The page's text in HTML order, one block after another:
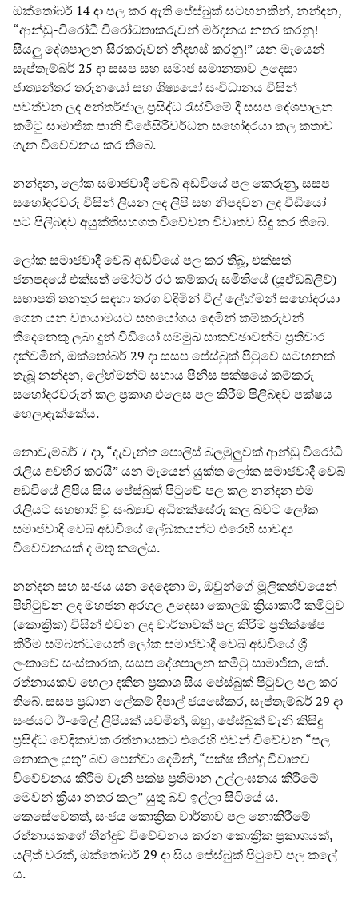
ඔක්තෝබර් 14 දා පල කර ඇති පේස්බුක් සටහනකින්, නන්දන,
“ආන්ඩු-විරෝධී විරෝධතාකරුවන් මර්දනය නතර කරනු!
සියලු දේශපාලන සිරකරුවන් නිදහස් කරනු!” යන මැයෙන්
සැප්තැම්බර් 25 දා සසප සහ සමාජ සමානතාව උදෙසා
ජාත්‍යන්තර තරුනයෝ සහ ශිෂ්‍යයෝ සංවිධානය විසින්
පවත්වන ලද අන්තර්ජාල ප්‍රසිද්ධ රැස්වීමේ දී සසප දේශපාලන
කමිටු සාමාජික පානි විජේසිරිවර්ධන සහෝදරයා කල කතාව
ගැන විවේචනය කර තිබේ.
නන්දන, ලෝක සමාජවාදී වෙබ් අඩවියේ පල කෙරුනු, සසප
සහෝදරවරු විසින් ලියන ලද ලිපි සහ නිපදවන ලද වීඩියෝ
පට පිලිබඳව අයුක්තිසහගත විවේචන විවෘතව සිදු කර තිබේ.
ලෝක සමාජවාදී වෙබ් අඩවියේ පල කර තිබූ, එක්සත්
ජනපදයේ එක්සත් මෝටර් රථ කම්කරු සමිතියේ (යූඒඩබ්ලිව්)
සභාපති තනතුර සඳහා තරග වදිමින් විල් ලේහ්මන් සහෝදරයා
ගෙන යන ව්‍යායාමයට සහයෝගය දෙමින් කම්කරුවන්
තිදෙනෙකු ලබා දුන් විඩියෝ සම්මුඛ සාකච්ඡාවන්ට ප්‍රතිචාර
දක්වමින්, ඔක්තෝබර් 29 දා සසප පේස්බුක් පිටුවේ සටහනක්
තැබූ නන්දන, ලේහ්මන්ට සහාය පිනිස පක්ෂයේ කම්කරු
සහෝදරවරුන් කල ප්‍රකාශ එලෙස පල කිරීම පිලිබඳව පක්ෂය
හෙලාදැක්කේය.
නොවැම්බර් 7 දා, “දැවැන්ත පොලිස් බලමුලුවක් ආන්ඩු විරෝධි
රැලිය අවහිර කරයි” යන මැයෙන් යුක්ත ලෝක සමාජවාදී වෙබ්
අඩවියේ ලිපිය සිය පේස්බුක් පිටුවේ පල කල නන්දන එම
රැලියට සහභාගි වූ සංඛ්‍යාව අධිතක්සේරු කල බවට ලෝක
සමාජවාදී වෙබ් අඩවියේ ලේඛකයන්ට එරෙහි සාවද්‍ය
විවේචනයක් ද මතු කලේය.
නන්දන සහ සංජය යන දෙදෙනා ම, ඔවුන්ගේ මූලිකත්වයෙන්
පිහිටුවන ලද මහජන අරගල උදෙසා කොලඹ ක්‍රියාකාරී කමිටුව
(කොක්‍රික) විසින් එවන ලද වාර්තාවක් පල කිරීම ප්‍රතික්ෂේප
කිරීම සම්බන්ධයෙන් ලෝක සමාජවාදී වෙබ් අඩවියේ ශ්‍රී
ලංකාවේ සංස්කාරක, සසප දේශපාලන කමිටු සාමාජික, කේ.
රත්නායකව හෙලා දකින ප්‍රකාශ සිය පේස්බුක් පිටුවල පල කර
තිබේ. සසප ප්‍රධාන ලේකම් දීපාල් ජයසේකර, සැප්තැම්බර් 29 දා
සංජයට ඊ-මේල් ලිපියක් යවමින්, ඔහු, පේස්බුක් වැනි කිසිදු
ප්‍රසිද්ධ වේදිකාවක රත්නායකට එරෙහි එවන් විවේචන “පල
නොකල යුතු” බව පෙන්වා දෙමින්, “පක්ෂ තීන්දු විවෘතව
විවේචනය කිරීම වැනි පක්ෂ ප්‍රතිමාන උල්ලංඝනය කිරීමේ
මෙවන් ක්‍රියා නතර කල” යුතු බව ඉල්ලා සිටියේ ය.
කෙසේවෙතත්, සංජය කොක්‍රික වාර්තාව පල නොකිරීමේ
රත්නායකගේ තීන්දුව විවේචනය කරන කොක්‍රික ප්‍රකාශයක්,
යලිත් වරක්, ඔක්තෝබර් 29 දා සිය පේස්බුක් පිටුවේ පල කලේ
ය.